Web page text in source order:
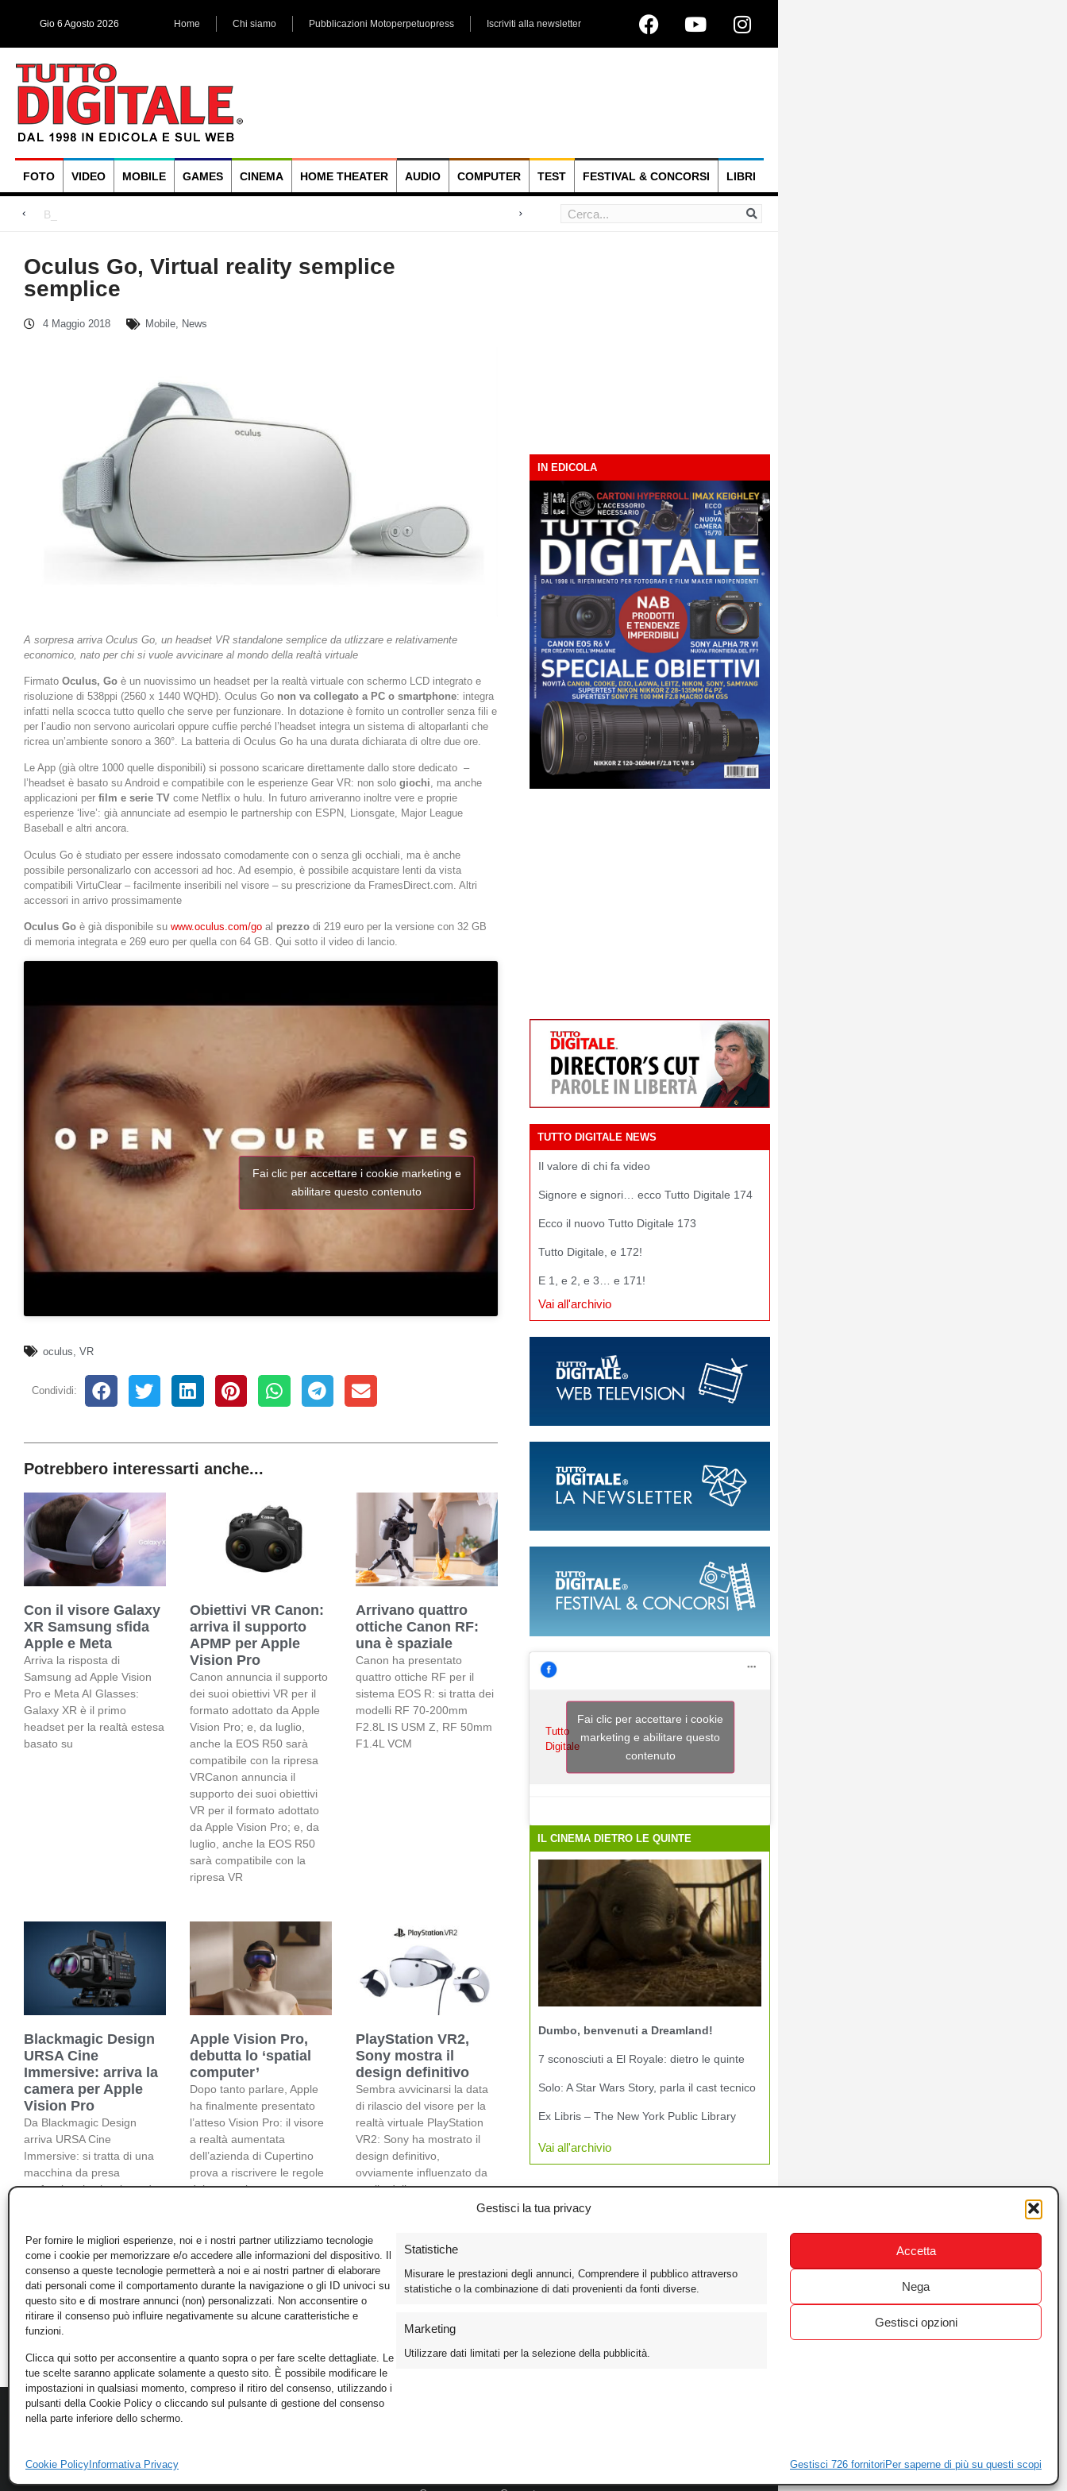
Gestisci la tua privacy
Per fornire le migliori esperienze, noi e i nostri partner utilizziamo tecnologie
come i cookie per memorizzare e/o accedere alle informazioni del dispositivo. Il
consenso a queste tecnologie permetterà a noi e ai nostri partner di elaborare
dati personali come il comportamento durante la navigazione o gli ID univoci su
questo sito e di mostrare annunci (non) personalizzati. Non acconsentire o
ritirare il consenso può influire negativamente su alcune caratteristiche e
funzioni.
Clicca qui sotto per acconsentire a quanto sopra o per fare scelte dettagliate. Le
tue scelte saranno applicate solamente a questo sito. È possibile modificare le
impostazioni in qualsiasi momento, compreso il ritiro del consenso, utilizzando i
pulsanti della Cookie Policy o cliccando sul pulsante di gestione del consenso
nella parte inferiore dello schermo.
Statistiche
Misurare le prestazioni degli annunci, Comprendere il pubblico attraverso
statistiche o la combinazione di dati provenienti da fonti diverse.
Marketing
Utilizzare dati limitati per la selezione della pubblicità.
Gestisci 726 fornitori Per saperne di più su questi scopi
Accetta
Nega
Gestisci opzioni
Cookie Policy Informativa Privacy
Gio 6 Agosto 2026 Home Chi siamo Pubblicazioni Motoperpetuopress Iscriviti alla newsletter
FOTO VIDEO MOBILE GAMES CINEMA HOME THEATER AUDIO COMPUTER TEST FESTIVAL & CONCORSI LIBRI
Blackmagic Design Ultra
Arri Rental, evoluzioni in arrivo
LG Signature OLED T, il primo Oled trasparente
Oculus Go, Virtual reality semplice
semplice
4 Maggio 2018 Mobile, News
A sorpresa arriva Oculus Go, un headset VR standalone semplice da utlizzare e relativamente
economico, nato per chi si vuole avvicinare al mondo della realtà virtuale
Firmato Oculus, Go è un nuovissimo un headset per la realtà virtuale con schermo LCD integrato e
risoluzione di 538ppi (2560 x 1440 WQHD). Oculus Go non va collegato a PC o smartphone: integra
infatti nella scocca tutto quello che serve per funzionare. In dotazione è fornito un controller senza fili e
per l’audio non servono auricolari oppure cuffie perché l’headset integra un sistema di altoparlanti che
ricrea un’ambiente sonoro a 360°. La batteria di Oculus Go ha una durata dichiarata di oltre due ore.
Le App (già oltre 1000 quelle disponibili) si possono scaricare direttamente dallo store dedicato –
l’headset è basato su Android e compatibile con le esperienze Gear VR: non solo giochi, ma anche
applicazioni per film e serie TV come Netflix o hulu. In futuro arriveranno inoltre vere e proprie
esperienze ‘live’: già annunciate ad esempio le partnership con ESPN, Lionsgate, Major League
Baseball e altri ancora.
Oculus Go è studiato per essere indossato comodamente con o senza gli occhiali, ma è anche
possibile personalizarlo con accessori ad hoc. Ad esempio, è possibile acquistare lenti da vista
compatibili VirtuClear – facilmente inseribili nel visore – su prescrizione da FramesDirect.com. Altri
accessori in arrivo prossimamente
Oculus Go è già disponibile su www.oculus.com/go al prezzo di 219 euro per la versione con 32 GB
di memoria integrata e 269 euro per quella con 64 GB. Qui sotto il video di lancio.
Fai clic per accettare i cookie marketing e
abilitare questo contenuto
oculus VR
Condividi:
Potrebbero interessarti anche...
Con il visore Galaxy
XR Samsung sfida
Apple e Meta
Arriva la risposta di
Samsung ad Apple Vision
Pro e Meta AI Glasses:
Galaxy XR è il primo
headset per la realtà estesa
basato su
Obiettivi VR Canon:
arriva il supporto
APMP per Apple
Vision Pro
Canon annuncia il supporto
dei suoi obiettivi VR per il
formato adottato da Apple
Vision Pro; e, da luglio,
anche la EOS R50 sarà
compatibile con la ripresa
VRCanon annuncia il
supporto dei suoi obiettivi
VR per il formato adottato
da Apple Vision Pro; e, da
luglio, anche la EOS R50
sarà compatibile con la
ripresa VR
Arrivano quattro
ottiche Canon RF:
una è spaziale
Canon ha presentato
quattro ottiche RF per il
sistema EOS R: si tratta dei
modelli RF 70-200mm
F2.8L IS USM Z, RF 50mm
F1.4L VCM
Blackmagic Design
URSA Cine
Immersive: arriva la
camera per Apple
Vision Pro
Da Blackmagic Design
arriva URSA Cine
Immersive: si tratta di una
macchina da presa
professionale che riprende
riprodurre su Apple Vision
Pro
Apple Vision Pro,
debutta lo ‘spatial
computer’
Dopo tanto parlare, Apple
ha finalmente presentato
l’atteso Vision Pro: il visore
a realtà aumentata
dell’azienda di Cupertino
prova a riscrivere le regole
del computing.
PlayStation VR2,
Sony mostra il
design definitivo
Sembra avvicinarsi la data
di rilascio del visore per la
realtà virtuale PlayStation
VR2: Sony ha mostrato il
design definitivo,
ovviamente influenzato da
quello della
IN EDICOLA
TUTTO DIGITALE NEWS
Il valore di chi fa video
Signore e signori… ecco Tutto Digitale 174
Ecco il nuovo Tutto Digitale 173
Tutto Digitale, e 172!
E 1, e 2, e 3… e 171!
Vai all'archivio
Tutto
Digitale
Fai clic per accettare i cookie
marketing e abilitare questo
contenuto
IL CINEMA DIETRO LE QUINTE
Dumbo, benvenuti a Dreamland!
7 sconosciuti a El Royale: dietro le quinte
Solo: A Star Wars Story, parla il cast tecnico
Ex Libris – The New York Public Library
Vai all'archivio